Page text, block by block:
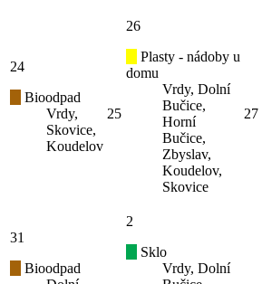
24
Bioodpad
Vrdy,
Skovice,
Koudelov
25
26
Plasty - nádoby u
domu
Vrdy, Dolní
Bučice,
Horní
Bučice,
Zbyslav,
Koudelov,
Skovice
27
31
Bioodpad
2
Sklo
Vrdy, Dolní